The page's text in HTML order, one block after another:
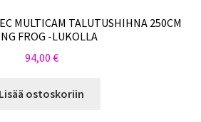
MULTICAM TALUTUSHIHNA 250CM
FROG -LUKOLLA
94,00 €
Lisää ostoskoriin